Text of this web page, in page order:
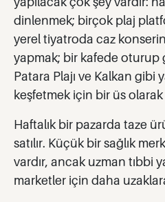
dinlenmek; birçok plaj
yerel tiyatroda caz
yapmak; bir kafede oturup
Patara Plajı ve Kalkan gibi
keşfetmek için bir üs
Haftalık bir pazarda taze
satılır. Küçük bir sağlık
vardır, ancak uzman tıbbi
marketler için daha